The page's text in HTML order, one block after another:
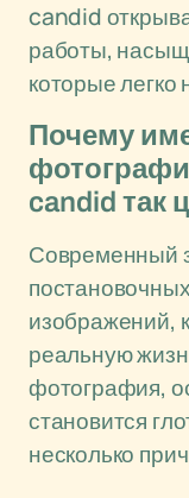
candid
работы,
которые легко
Почему
candid так
Современный
изображений,
реальную
фотография,
становится
несколько